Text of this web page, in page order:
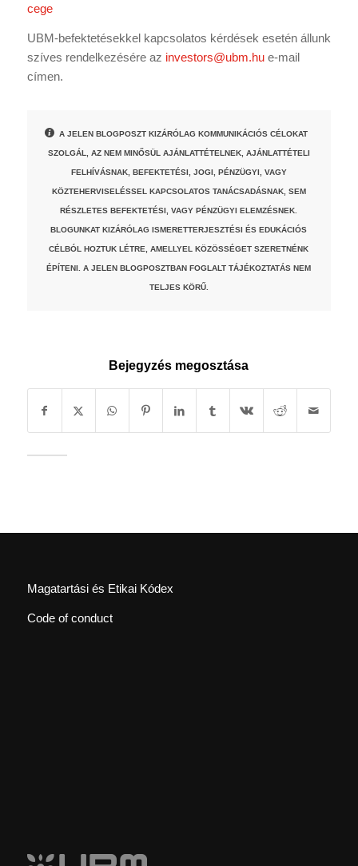
cege
UBM-befektetésekkel kapcsolatos kérdések esetén állunk
szíves rendelkezésére az investors@ubm.hue-mail
címen.
A JELEN BLOGPOSZT KIZÁRÓLAG KOMMUNIKÁCIÓS CÉLOKAT
SZOLGÁL, AZ NEM MINŐSÜL AJÁNLATTÉTELNEK, AJÁNLATTÉTELI
FELHÍVÁSNAK, BEFEKTETÉSI, JOGI, PÉNZÜGYI, VAGY
KÖZTEHERVISELÉSSEL KAPCSOLATOS TANÁCSADÁSNAK, SEM
RÉSZLETES BEFEKTETÉSI, VAGY PÉNZÜGYI ELEMZÉSNEK.
BLOGUNKAT KIZÁRÓLAG ISMERETTERJESZTÉSI ÉS EDUKÁCIÓS
CÉLBÓL HOZTUK LÉTRE, AMELLYEL KÖZÖSSÉGET SZERETNÉNK
ÉPÍTENI. A JELEN BLOGPOSZTBAN FOGLALT TÁJÉKOZTATÁS NEM
TELJES KÖRŰ.
Bejegyzés megosztása
Magatartási és Etikai Kódex
Code of conduct